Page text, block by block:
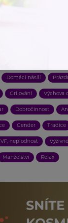
Domácí násilí
Grilování Výchova
Dobročinnost
Gender Tradice
IVF, neplodnost Výživné
Manželství Relax